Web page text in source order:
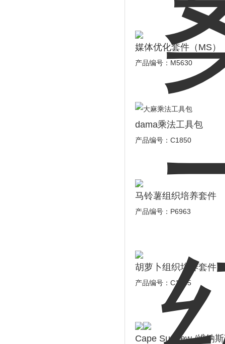
媒体优化套件（MS）
产品编号：M5630
dama乘法工具包
产品编号：C1850
马铃薯组织培养套件
产品编号：P6963
胡萝卜组织培养套件
产品编号：C1955
Cape Sundew /维纳